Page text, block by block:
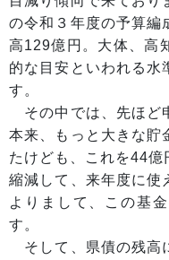
の令和３年度の予算編
高129億円。大体、高
的な目安といわれる水
す。
その中では、先ほど
本来、もっと大きな貯
たけども、これを44億
縮減して、来年度に使
よりまして、この基
す。
そして、県債の残高